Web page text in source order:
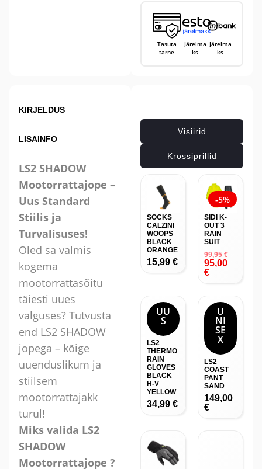
Tasuta
tarne
Järelma
ks
Järelma
ks
KIRJELDUS
LISAINFO
LS2 SHADOW
Mootorrattajope –
Uus Standard
Stiilis ja
Turvalisuses!
Oled sa valmis
kogema
mootorrattasõitu
täiesti uues
valguses? Tutvusta
end LS2 SHADOW
jopega – kõige
uuenduslikum ja
stiilsem
mootorrattajakk
turul!
Miks valida LS2
SHADOW
Mootorrattajope ?
Visiirid
Krossiprillid
SOCKS
CALZINI
WOOPS
BLACK
ORANGE
15,99 €
-5%
SIDI K-
OUT 3
RAIN
SUIT
99,95€
95,00
€
UU
S
LS2
THERMO
RAIN
GLOVES
BLACK
H-V
YELLOW
34,99 €
U
NI
SE
X
LS2
COAST
PANT
SAND
149,00
€